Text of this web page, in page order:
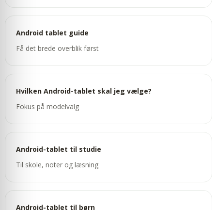
Android tablet guide
Få det brede overblik først
Hvilken Android-tablet skal jeg vælge?
Fokus på modelvalg
Android-tablet til studie
Til skole, noter og læsning
Android-tablet til børn